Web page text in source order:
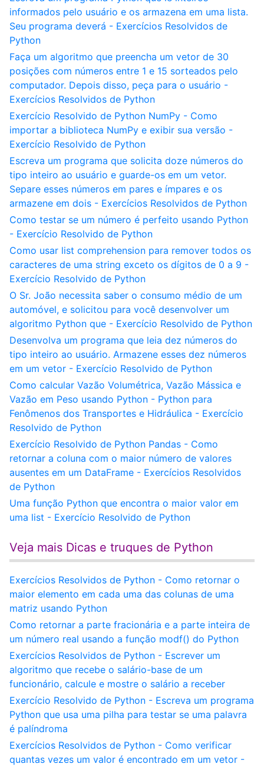
informados pelo usuário e os armazena em uma lista.
Seu programa deverá - Exercícios Resolvidos de
Python
Faça um algoritmo que preencha um vetor de 30
posições com números entre 1 e 15 sorteados pelo
computador. Depois disso, peça para o usuário -
Exercícios Resolvidos de Python
Exercício Resolvido de Python NumPy - Como
importar a biblioteca NumPy e exibir sua versão -
Exercício Resolvido de Python
Escreva um programa que solicita doze números do
tipo inteiro ao usuário e guarde-os em um vetor.
Separe esses números em pares e ímpares e os
armazene em dois - Exercícios Resolvidos de Python
Como testar se um número é perfeito usando Python
- Exercício Resolvido de Python
Como usar list comprehension para remover todos os
caracteres de uma string exceto os dígitos de 0 a 9 -
Exercício Resolvido de Python
O Sr. João necessita saber o consumo médio de um
automóvel, e solicitou para você desenvolver um
algoritmo Python que - Exercício Resolvido de Python
Desenvolva um programa que leia dez números do
tipo inteiro ao usuário. Armazene esses dez números
em um vetor - Exercício Resolvido de Python
Como calcular Vazão Volumétrica, Vazão Mássica e
Vazão em Peso usando Python - Python para
Fenômenos dos Transportes e Hidráulica - Exercício
Resolvido de Python
Exercício Resolvido de Python Pandas - Como
retornar a coluna com o maior número de valores
ausentes em um DataFrame - Exercícios Resolvidos
de Python
Uma função Python que encontra o maior valor em
uma list - Exercício Resolvido de Python
Veja mais Dicas e truques de Python
Exercícios Resolvidos de Python - Como retornar o
maior elemento em cada uma das colunas de uma
matriz usando Python
Como retornar a parte fracionária e a parte inteira de
um número real usando a função modf() do Python
Exercícios Resolvidos de Python - Escrever um
algoritmo que recebe o salário-base de um
funcionário, calcule e mostre o salário a receber
Exercício Resolvido de Python - Escreva um programa
Python que usa uma pilha para testar se uma palavra
é palíndroma
Exercícios Resolvidos de Python - Como verificar
quantas vezes um valor é encontrado em um vetor -